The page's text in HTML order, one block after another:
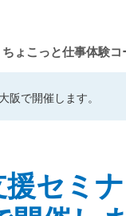
ちょこっと仕事体験コ
阪で開催します。
セミ